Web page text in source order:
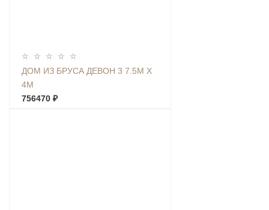
ДОМ ИЗ БРУСА ДЕВОН 3 7.5М Х
4М
756470 ₽